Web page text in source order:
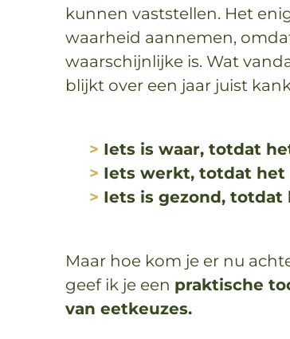
kunnen vaststellen. Het
waarheid aannemen,
waarschijnlijke is. Wat
blijkt over een jaar juist
> Iets is waar, totdat
> Iets werkt, totdat
> Iets is gezond,
Maar hoe kom je er nu
geef ik je een praktische
van eetkeuzes.